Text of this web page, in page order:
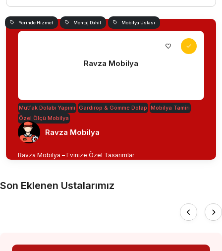
Ravza Mobilya
Yerinde Hizmet Montaj Dahil Mobilya Ustası
Mutfak Dolabı Yapımı Gardırop & Gömme Dolap Mobilya Tamiri
Özel Ölçü Mobilya
Ravza Mobilya
Ravza Mobilya – Evinize Özel Tasarımlar
Son Eklenen Ustalarımız